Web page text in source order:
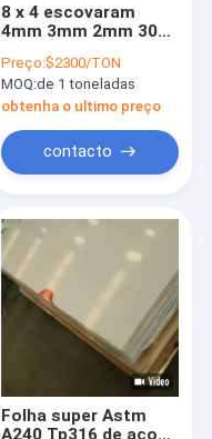
8 x 4 escovaram
4mm 3mm 2mm 304
inoxidável 2b termina
a placa 310 Ss316
Preço:$2300/TON
MOQ:de 1 toneladas
obtenha o ultimo preço
contacto
Folha super Astm
A240 Tp316 de aço